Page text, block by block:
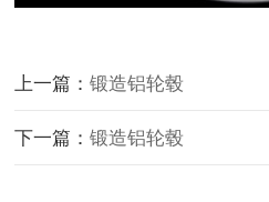
上一篇：锻造铝轮毂
下一篇：锻造铝轮毂